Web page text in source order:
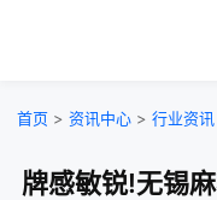
首页 > 资讯中心 > 行业资讯
牌感敏锐!无锡